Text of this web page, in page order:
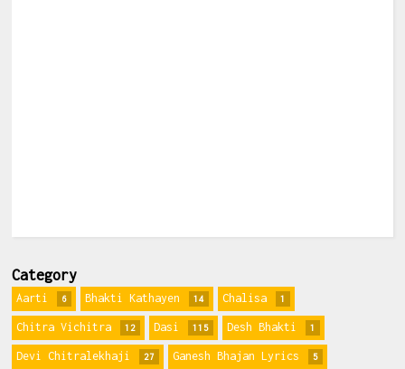
Category
Aarti 6 Bhakti Kathayen 14 Chalisa 1
Chitra Vichitra 12 Dasi 115 Desh Bhakti 1
Devi Chitralekhaji 27 Ganesh Bhajan Lyrics 5